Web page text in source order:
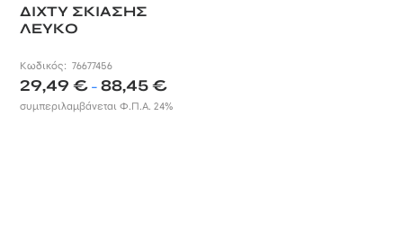
ΔΙΧΤΥ ΣΚΙΑΣΗΣ
ΛΕΥΚΟ
Κωδικός:76677456
29,49€ – 88,45€
range:
συμπεριλαμβάνεται Φ.Π.Α. 24%